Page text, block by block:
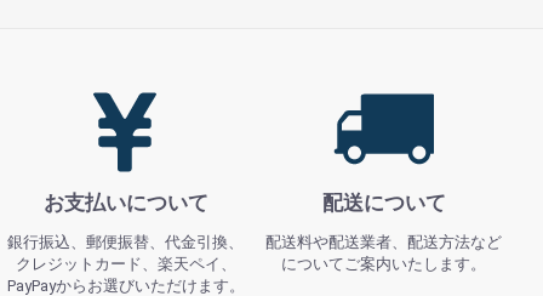
お支払いについて
銀行振込、郵便振替、代金引換、
クレジットカード、楽天ペイ、
PayPayからお選びいただけます。
配送について
配送料や配送業者、配送方法など
についてご案内いたします。